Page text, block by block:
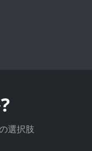
選択肢